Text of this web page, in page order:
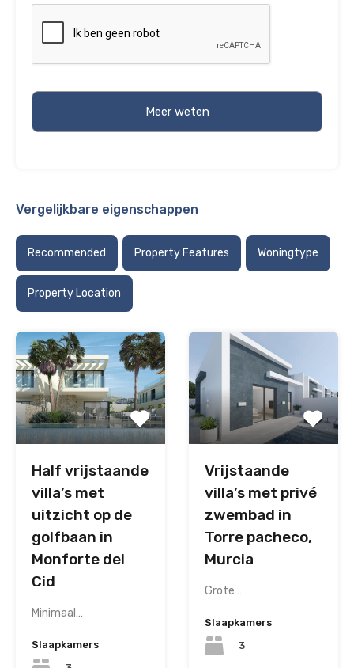
Vergelijkbare eigenschappen
Recommended Property Features Woningtype
Property Location
Half vrijstaande
villa’s met
uitzicht op de
golfbaan in
Monforte del
Cid
Minimaal…
Slaapkamers
Vrijstaande
villa’s met privé
zwembad in
Torre pacheco,
Murcia
Grote…
Slaapkamers
3